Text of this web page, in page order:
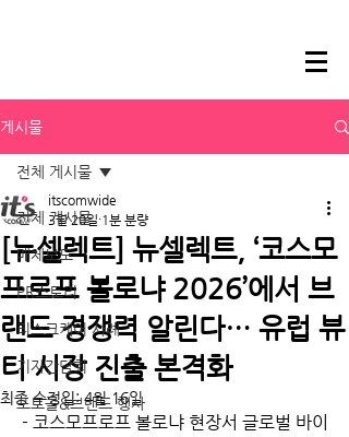
게시물
전체 게시물
매체보도
PR스토리
리스크케어 사례
기자간담회
포토콜&브랜드 행사
전체 게시물
[뉴셀렉트] 뉴셀렉트, ‘코스모
프로프 볼로냐 2026’에서 브
랜드 경쟁력 알린다… 유럽 뷰
티 시장 진출 본격화
itscomwide
3월 20일 1분 분량
최종 수정일:4월 16일
- 코스모프로프 볼로냐 현장서 글로벌 바이